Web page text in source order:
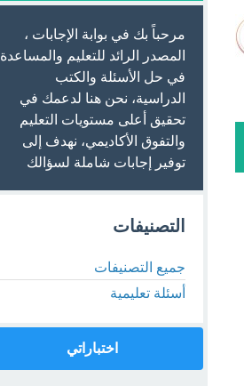
مرحباً بك في بوابة الإجابات ،
المصدر الرائد للتعليم والمساعدة
في حل الأسئلة والكتب
الدراسية، نحن هنا لدعمك في
تحقيق أعلى مستويات التعليم
والتفوق الأكاديمي، نهدف إلى
توفير إجابات شاملة لسؤالك
التصنيفات
جميع التصنيفات
أسئلة تعليمية
اختباراتي